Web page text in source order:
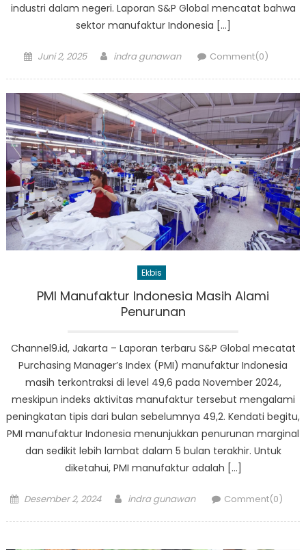
industri dalam negeri. Laporan S&P Global mencatat bahwa
sektor manufaktur Indonesia […]
Posted
Juni 2, 2025 Author
indra gunawan Comment(0)
Ekbis
PMI Manufaktur Indonesia Masih Alami
Penurunan
Channel9.id, Jakarta – Laporan terbaru S&P Global mecatat
Purchasing Manager’s Index (PMI) manufaktur Indonesia
masih terkontraksi di level 49,6 pada November 2024,
meskipun indeks aktivitas manufaktur tersebut mengalami
peningkatan tipis dari bulan sebelumnya 49,2. Kendati begitu,
PMI manufaktur Indonesia menunjukkan penurunan marginal
dan sedikit lebih lambat dalam 5 bulan terakhir. Untuk
diketahui, PMI manufaktur adalah […]
Posted
Desember 2, 2024 Author
indra gunawan Comment(0)